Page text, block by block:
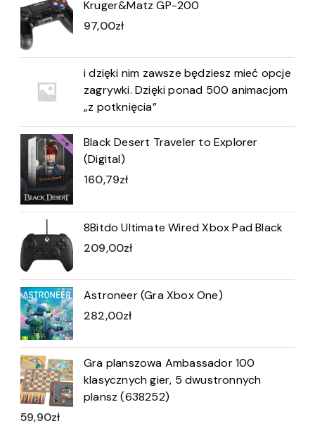
Kruger&Matz GP-200
97,00zł
i dzięki nim zawsze będziesz mieć opcje
zagrywki. Dzięki ponad 500 animacjom
„z potknięcia”
Black Desert Traveler to Explorer
(Digital)
160,79zł
8Bitdo Ultimate Wired Xbox Pad Black
209,00zł
Astroneer (Gra Xbox One)
282,00zł
Gra planszowa Ambassador 100
klasycznych gier, 5 dwustronnych
plansz (638252)
59,90zł